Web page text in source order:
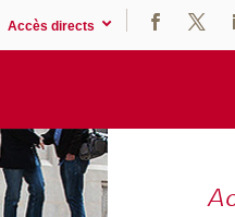
Accès directs